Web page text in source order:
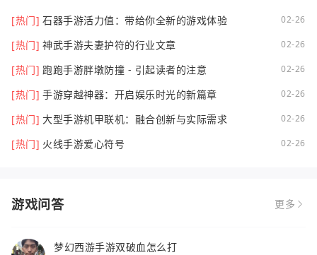
[热门] 石器手游活力值：带给你全新的游戏体验 02-26
[热门] 神武手游夫妻护符的行业文章 02-26
[热门] 跑跑手游胖墩防撞 - 引起读者的注意 02-26
[热门] 手游穿越神器：开启娱乐时光的新篇章 02-26
[热门] 大型手游机甲联机：融合创新与实际需求 02-26
[热门] 火线手游爱心符号 02-26
游戏问答 更多
梦幻西游手游双破血怎么打